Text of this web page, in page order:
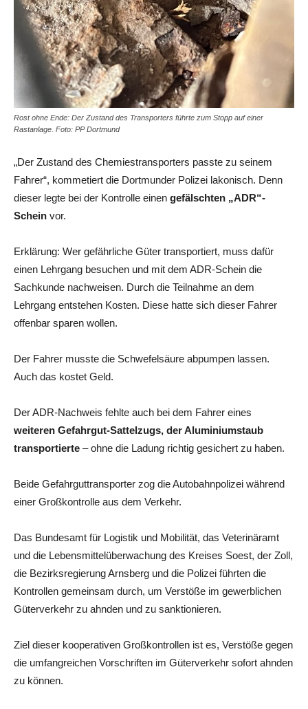
Rost ohne Ende: Der Zustand des Transporters führte zum Stopp auf einer
Rastanlage. Foto: PP Dortmund
„Der Zustand des Chemiestransporters passte zu seinem
Fahrer“, kommetiert die Dortmunder Polizei lakonisch. Denn
dieser legte bei der Kontrolle einen gefälschten „ADR“-
Schein vor.
Erklärung: Wer gefährliche Güter transportiert, muss dafür
einen Lehrgang besuchen und mit dem ADR-Schein die
Sachkunde nachweisen. Durch die Teilnahme an dem
Lehrgang entstehen Kosten. Diese hatte sich dieser Fahrer
offenbar sparen wollen.
Der Fahrer musste die Schwefelsäure abpumpen lassen.
Auch das kostet Geld.
Der ADR-Nachweis fehlte auch bei dem Fahrer eines
weiteren Gefahrgut-Sattelzugs, der Aluminiumstaub
transportierte – ohne die Ladung richtig gesichert zu haben.
Beide Gefahrguttransporter zog die Autobahnpolizei während
einer Großkontrolle aus dem Verkehr.
Das Bundesamt für Logistik und Mobilität, das Veterinäramt
und die Lebensmittelüberwachung des Kreises Soest, der Zoll,
die Bezirksregierung Arnsberg und die Polizei führten die
Kontrollen gemeinsam durch, um Verstöße im gewerblichen
Güterverkehr zu ahnden und zu sanktionieren.
Ziel dieser kooperativen Großkontrollen ist es, Verstöße gegen
die umfangreichen Vorschriften im Güterverkehr sofort ahnden
zu können.